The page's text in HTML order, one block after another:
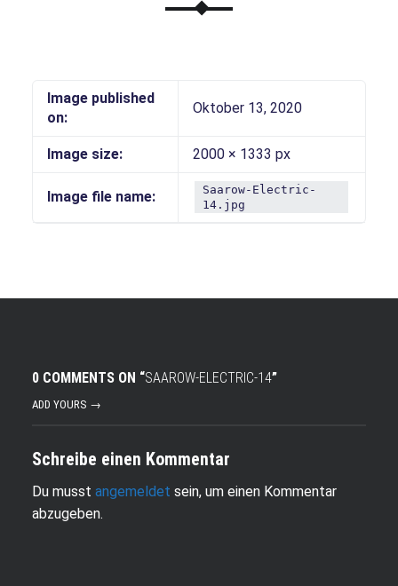
Image published
on:
Oktober 13, 2020
Image size: 2000 × 1333 px
Image file name:
Saarow-Electric-
14.jpg
0 COMMENTS ON “SAAROW-ELECTRIC-14”
ADD YOURS →
Schreibe einen Kommentar
Du musst angemeldet sein, um einen Kommentar
abzugeben.